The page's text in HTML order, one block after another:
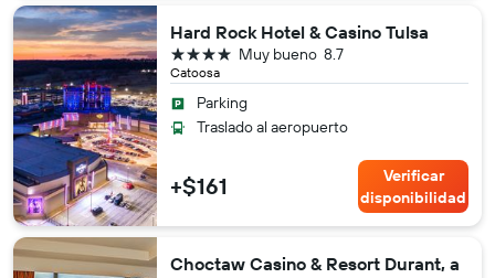
Hard Rock Hotel & Casino Tulsa
Catoosa
8.7
Muy bueno
4 estrellas
Parking
Traslado al aeropuerto
+$161
Verificar
disponibilidad
Choctaw Casino & Resort Durant, a